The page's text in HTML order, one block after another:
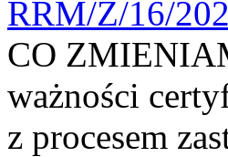
RRM/Z/16/
CO
ważności
z procesem